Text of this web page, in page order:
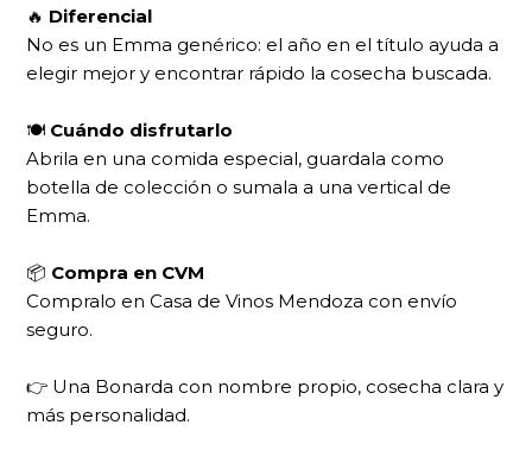
🔥 Diferencial
No es un Emma genérico: el año en el título ayuda a
elegir mejor y encontrar rápido la cosecha buscada.
🍽 Cuándo disfrutarlo
Abrila en una comida especial, guardala como
botella de colección o sumala a una vertical de
Emma.
📦 Compra en CVM
Compralo en Casa de Vinos Mendoza con envío
seguro.
👉 Una Bonarda con nombre propio, cosecha clara y
más personalidad.